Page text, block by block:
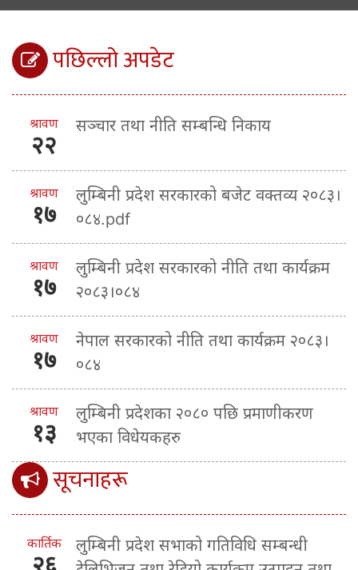
पछिल्लो अपडेट
श्रावण
२२
सञ्चार तथा नीति सम्बन्धि निकाय
श्रावण
१७
लुम्बिनी प्रदेश सरकारको बजेट वक्तव्य २०८३।
०८४.pdf
श्रावण
१७
लुम्बिनी प्रदेश सरकारको नीति तथा कार्यक्रम
२०८३।०८४
श्रावण
१७
नेपाल सरकारको नीति तथा कार्यक्रम २०८३।
०८४
श्रावण
१३
लुम्बिनी प्रदेशका २०८० पछि प्रमाणीकरण
भएका विधेयकहरु
सूचनाहरू
कार्तिक
लुम्बिनी प्रदेश सभाको गतिविधि सम्बन्धी